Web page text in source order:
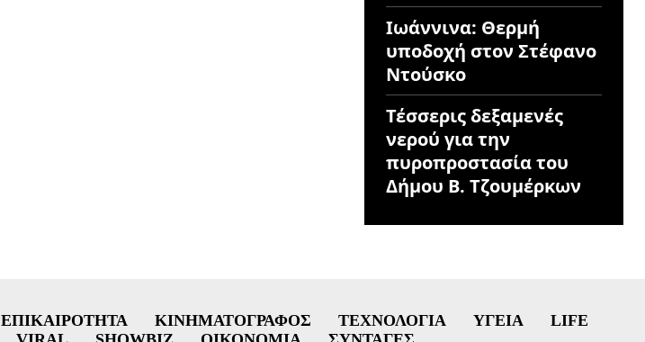
Ιωάννινα: Θερμή
υποδοχή στον Στέφανο
Ντούσκο
Τέσσερις δεξαμενές
νερού για την
πυροπροστασία του
Δήμου Β. Τζουμέρκων
ΕΠΙΚΑΙΡΌΤΗΤΑ ΚΙΝΗΜΑΤΟΓΡΆΦΟΣ ΤΕΧΝΟΛΟΓΊΑ ΥΓΕΊΑ
LIFE